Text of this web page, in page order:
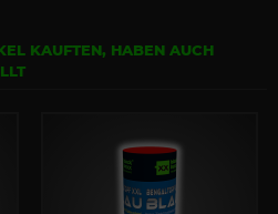
KAUFTEN, HABEN AUCH